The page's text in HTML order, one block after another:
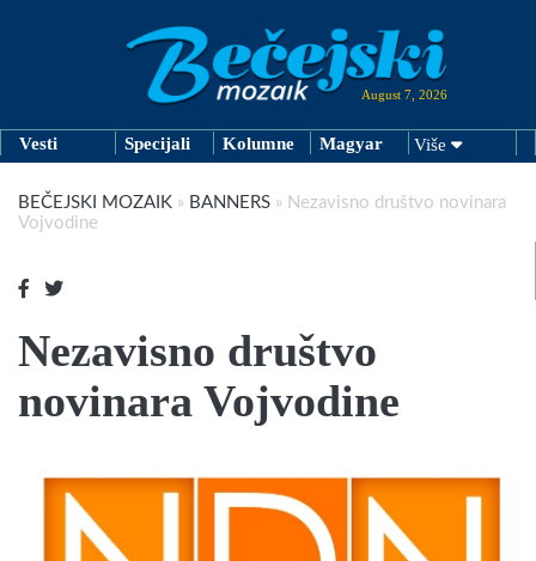
August 7, 2026
Vesti Specijali Kolumne Magyar Više
BEČEJSKI MOZAIK » BANNERS » Nezavisno društvo novinara
Vojvodine
Nezavisno društvo
novinara Vojvodine